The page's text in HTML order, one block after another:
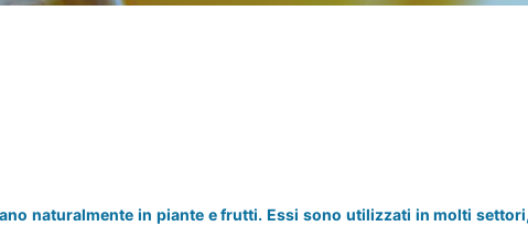
naturalmente in piante e frutti. Essi sono utilizzati in molti